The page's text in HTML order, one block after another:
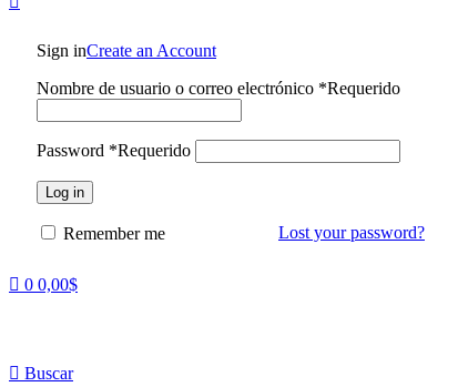
Sign inCreate an Account
Nombre de usuario o correo electrónico *Requerido
Password *Requerido
Log in
Lost your password?
Remember me
0 0,00$
Buscar